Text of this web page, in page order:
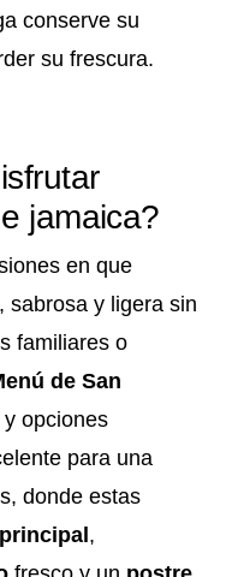
conserve su
su frescura.
jamaica?
en que
sabrosa y ligera sin
familiares o
de San
opciones
para una
donde estas
,